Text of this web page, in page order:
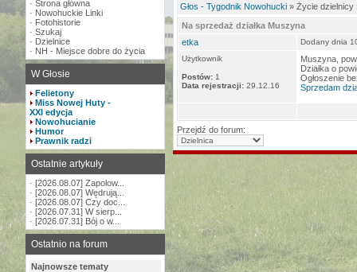
· Strona główna
· Nowohuckie Linki
· Fotohistorie
· Szukaj
· Dzielnice
· NH - Miejsce dobre do życia
W Głosie
Felietony
Miss Nowej Huty -
XXI edycja
Nowohucianie
Humor
Prawnik radzi
Ostatnie artykuły
· [2026.08.07] Zapolow...
· [2026.08.07] Wędrują...
· [2026.08.07] Czy doc...
· [2026.07.31] W sierp...
· [2026.07.31] Bój o w...
Ostatnio na forum
Najnowsze tematy
Głos - Tygodnik Nowohucki » Życie
Na sprzedaż działka Muszyna
etka
Dodany dnia
Użytkownik
Postów: 1
Data rejestracji: 29.12.16
Muszyna,
Działka o
Ogłoszenie
Sprzedam
Przejdź do forum: